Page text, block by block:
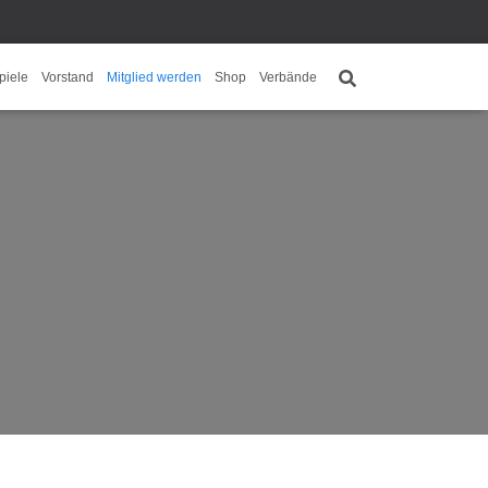
Vorstand Mitglied werden Shop Verbände